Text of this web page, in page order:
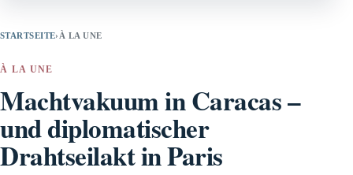
STARTSEITE› À LA UNE
À LA UNE
Machtvakuum in Caracas –
und diplomatischer
Drahtseilakt in Paris